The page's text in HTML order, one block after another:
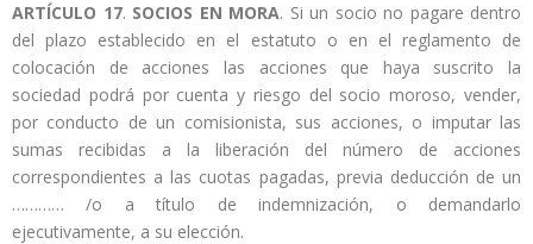
ARTÍCULO 17. SOCIOS EN MORA. Si un socio no pagare dentro
del plazo establecido en el estatuto o en el reglamento de
colocación de acciones las acciones que haya suscrito la
sociedad podrá por cuenta y riesgo del socio moroso, vender,
por conducto de un comisionista, sus acciones, o imputar las
sumas recibidas a la liberación del número de acciones
correspondientes a las cuotas pagadas, previa deducción de un
………… /o a título de indemnización, o demandarlo
ejecutivamente, a su elección.